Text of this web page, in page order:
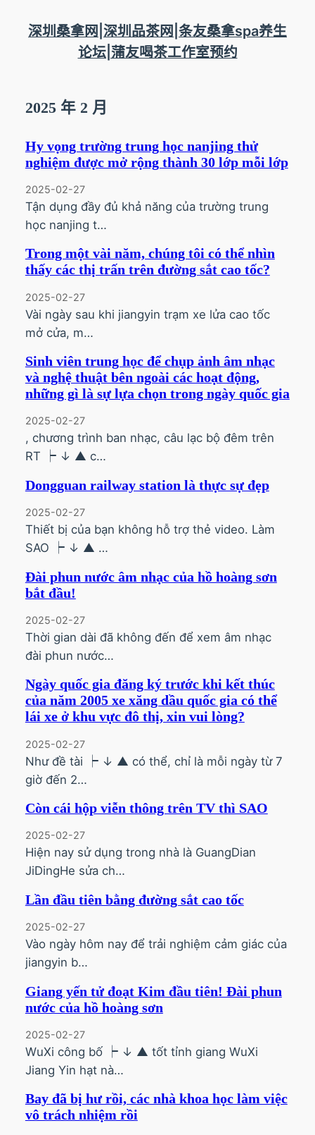
深圳桑拿网|深圳品茶网|条友桑拿spa养生
论坛|蒲友喝茶工作室预约
2025 年 2 月
Hy vọng trường trung học nanjing thử
nghiệm được mở rộng thành 30 lớp mỗi lớp
2025-02-27
Tận dụng đầy đủ khả năng của trường trung
học nanjing t…
Trong một vài năm, chúng tôi có thể nhìn
thấy các thị trấn trên đường sắt cao tốc?
2025-02-27
Vài ngày sau khi jiangyin trạm xe lửa cao tốc
mở cửa, m…
Sinh viên trung học để chụp ảnh âm nhạc
và nghệ thuật bên ngoài các hoạt động,
những gì là sự lựa chọn trong ngày quốc gia
2025-02-27
, chương trình ban nhạc, câu lạc bộ đêm trên
RT ┝ ↓ ▲ c…
Dongguan railway station là thực sự đẹp
2025-02-27
Thiết bị của bạn không hỗ trợ thẻ video. Làm
SAO ┝ ↓ ▲ …
Đài phun nước âm nhạc của hồ hoàng sơn
bắt đầu!
2025-02-27
Thời gian dài đã không đến để xem âm nhạc
đài phun nước…
Ngày quốc gia đăng ký trước khi kết thúc
của năm 2005 xe xăng dầu quốc gia có thể
lái xe ở khu vực đô thị, xin vui lòng?
2025-02-27
Như đề tài ┝ ↓ ▲ có thể, chỉ là mỗi ngày từ 7
giờ đến 2…
Còn cái hộp viễn thông trên TV thì SAO
2025-02-27
Hiện nay sử dụng trong nhà là GuangDian
JiDingHe sửa ch…
Lần đầu tiên bằng đường sắt cao tốc
2025-02-27
Vào ngày hôm nay để trải nghiệm cảm giác của
jiangyin b…
Giang yến tử đoạt Kim đầu tiên! Đài phun
nước của hồ hoàng sơn
2025-02-27
WuXi công bố ┝ ↓ ▲ tốt tỉnh giang WuXi
Jiang Yin hạt nà…
Bay đã bị hư rồi, các nhà khoa học làm việc
vô trách nhiệm rồi